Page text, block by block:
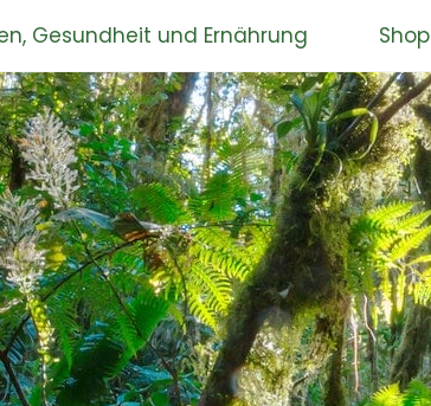
Gesundheit und Ernährung Shop